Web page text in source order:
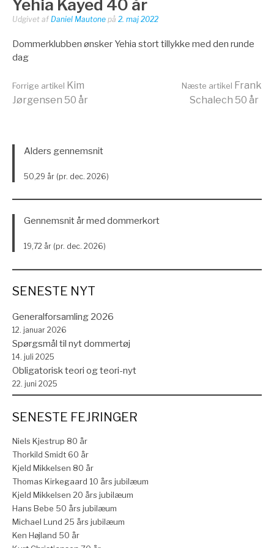
Yehia Kayed 40 år
Udgivet af Daniel Mautone på 2. maj 2022
Dommerklubben ønsker Yehia stort tillykke med den runde
dag
Læs
videre
Forrige artikel Kim
Jørgensen 50 år
Næste artikel Frank
Schalech 50 år
Alders gennemsnit
50,29 år (pr. dec. 2026)
Gennemsnit år med dommerkort
19,72 år (pr. dec. 2026)
SENESTE NYT
Generalforsamling 2026
12. januar 2026
Spørgsmål til nyt dommertøj
14. juli 2025
Obligatorisk teori og teori-nyt
22. juni 2025
SENESTE FEJRINGER
Niels Kjestrup 80 år
Thorkild Smidt 60 år
Kjeld Mikkelsen 80 år
Thomas Kirkegaard 10 års jubilæum
Kjeld Mikkelsen 20 års jubilæum
Hans Bebe 50 års jubilæum
Michael Lund 25 års jubilæum
Ken Højland 50 år